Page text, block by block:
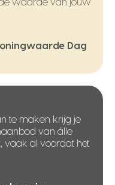
waarde van jouw
Dag
te maken krijg je
van álle
vaak al voordat het